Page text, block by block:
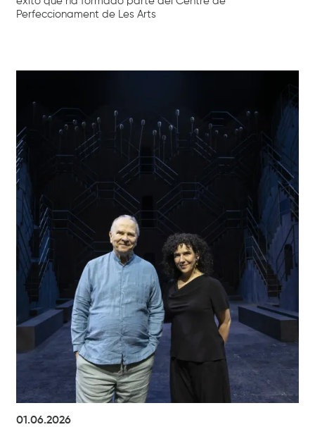
Perfeccionament de Les Arts
01.06.2026